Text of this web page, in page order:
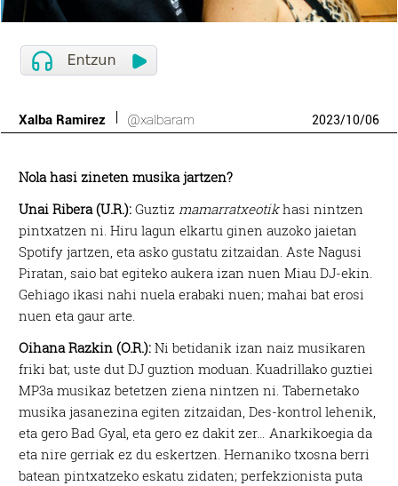
Xalba Ramirez @xalbaram 2023/10/06
Nola hasi zineten musika jartzen?
Unai Ribera (U.R.): Guztizmamarratxeotikhasi nintzen
pintxatzen ni. Hiru lagun elkartu ginen auzoko jaietan
Spotify jartzen, eta asko gustatu zitzaidan. Aste Nagusi
Piratan, saio bat egiteko aukera izan nuen Miau DJ-ekin.
Gehiago ikasi nahi nuela erabaki nuen; mahai bat erosi
nuen eta gaur arte.
Oihana Razkin (O.R.): Ni betidanik izan naiz musikaren
friki bat; uste dut DJ guztion moduan. Kuadrillako guztiei
MP3a musikaz betetzen ziena nintzen ni. Tabernetako
musika jasanezina egiten zitzaidan, Des-kontrol lehenik,
eta gero Bad Gyal, eta gero ez dakit zer… Anarkikoegia da
eta nire gerriak ez du eskertzen. Hernaniko txosna berri
batean pintxatzeko eskatu zidaten; perfekzionista puta